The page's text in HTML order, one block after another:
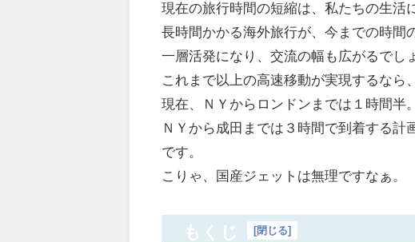
現在の旅行時間の短縮は、私たちの生活
長時間かかる海外旅行が、今までの時間
一層活発になり、交流の幅も広がるでし
これまで以上の高速移動が実現するなら
現在、ＮＹからロンドンまでは１時間半。
ＮＹから成田までは３時間で到着する計
です。
こりゃ、国産ジェットは無理ですなぁ。
もくじ [閉じる]